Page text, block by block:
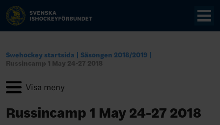
Swehockey startsida
Säsongen 2018/2019
Russincamp 1 May 24-27 2018
Russincamp 1 May 24-27 2018